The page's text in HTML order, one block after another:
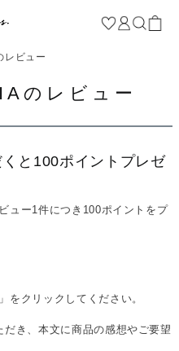
レビュー
のレビュー
と100ポイントプレゼ
ュー1件につき100ポイントをプ
をクリックしてください。
き、本文に商品の感想やご要望